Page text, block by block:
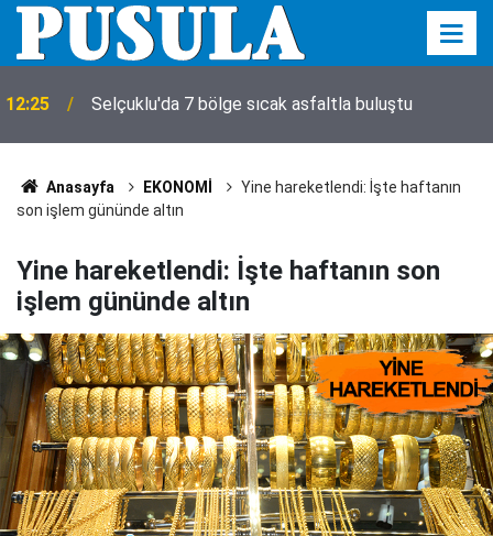
12:25 Selçuklu'da 7 bölge sıcak asfaltla buluştu
12:12 Öğrenci affı Resmi Gazete'de! İşte detaylar
Anasayfa EKONOMİ
Yine hareketlendi: İşte haftanın
son işlem gününde altın
Yine hareketlendi: İşte haftanın son
işlem gününde altın